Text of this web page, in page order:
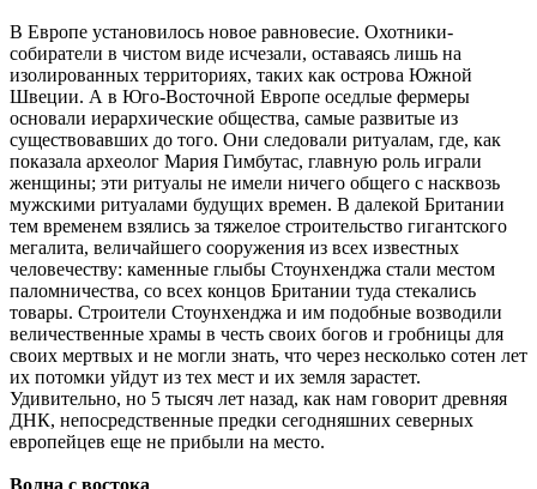
В Европе установилось новое равновесие. Охотники-
собиратели в чистом виде исчезали, оставаясь лишь на
изолированных территориях, таких как острова Южной
Швеции. А в Юго-Восточной Европе оседлые фермеры
основали иерархические общества, самые развитые из
существовавших до того. Они следовали ритуалам, где, как
показала археолог Мария Гимбутас, главную роль играли
женщины; эти ритуалы не имели ничего общего с насквозь
мужскими ритуалами будущих времен. В далекой Британии
тем временем взялись за тяжелое строительство гигантского
мегалита, величайшего сооружения из всех известных
человечеству: каменные глыбы Стоунхенджа стали местом
паломничества, со всех концов Британии туда стекались
товары. Строители Стоунхенджа и им подобные возводили
величественные храмы в честь своих богов и гробницы для
своих мертвых и не могли знать, что через несколько сотен лет
их потомки уйдут из тех мест и их земля зарастет.
Удивительно, но 5 тысяч лет назад, как нам говорит древняя
ДНК, непосредственные предки сегодняшних северных
европейцев еще не прибыли на место.
Волна с востока